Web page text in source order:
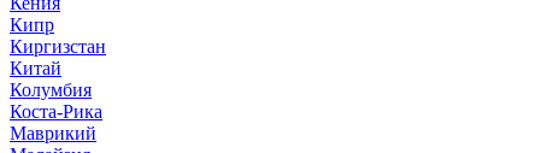
Кипр
Киргизстан
Китай
Колумбия
Коста-Рика
Маврикий